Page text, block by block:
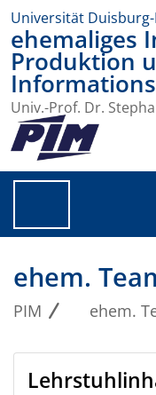
Universität Duisburg-
ehemaliges
Produktion
Univ.-Prof. Dr.
ehem.
PIM ehem.